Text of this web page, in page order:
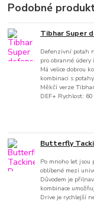
Podobné
Tibhar Super
Defenzivní potah
pro obranné
Má velice dobrou
kombinaci s
Měkčí verze
DEF+ Rychlost:
Butterfly
Po mnoho let jsou
oblíbené mezi
Důvodem je
kombinace
Drive je rychlejší